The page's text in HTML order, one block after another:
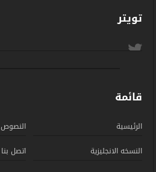
تويتر
قائمة
الرئيسية
النصوص
النسخه الانجليزية
اتصل بنا